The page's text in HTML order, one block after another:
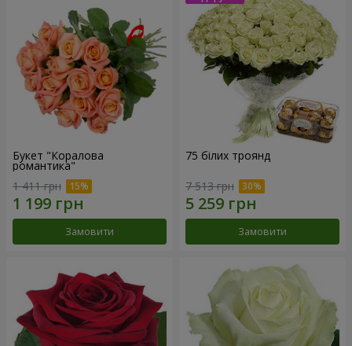
Букет "Коралова
романтика"
1 411 грн
Замовити
75 білих троянд
7 513 грн
Замовити